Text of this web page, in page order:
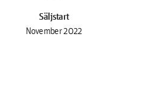
Säljstart
November 2022